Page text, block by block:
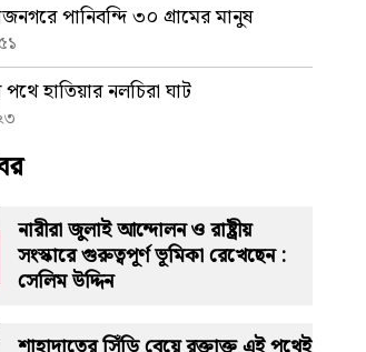
পানিবন্দি ৩০ গ্রামের মানুষ
হাতিয়ার নলচিরা ঘাট
নারীরা জুলাই আন্দোলন ও রাষ্ট্রীয়
সংস্কারে গুরুত্বপূর্ণ ভূমিকা রেখেছেন :
সেলিম উদ্দিন